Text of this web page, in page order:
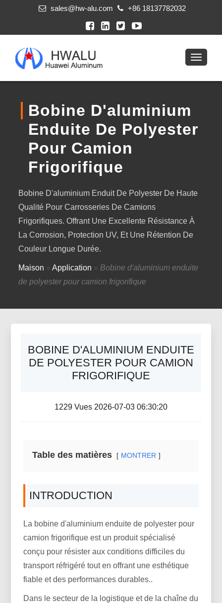
sales@hw-alu.com +86 18137782032
Bobine D'aluminium
Enduite De Polyester
Pour Camion
Frigorifique
Bobine D'aluminium Enduit De Polyester De Haute
Qualité Pour Carrosseries De Camions
Frigorifiques. Offrant Une Excellente Résistance À
La Corrosion, Protection UV, Et Une Rétention De
Couleur Longue Durée.
Maison »Application » Bobine d'aluminium enduite
de polyester pour camion frigorifique
BOBINE D'ALUMINIUM ENDUITE
DE POLYESTER POUR CAMION
FRIGORIFIQUE
1229 Vues 2026-07-03 06:30:20
Table des matières MONTRER
INTRODUCTION
La bobine d'aluminium enduite de polyester pour
camion frigorifique est un produit spécialisé
conçu pour résister aux conditions difficiles du
transport réfrigéré tout en offrant une esthétique
fiable et des performances durables..
Dans le secteur de la logistique et de la chaîne du